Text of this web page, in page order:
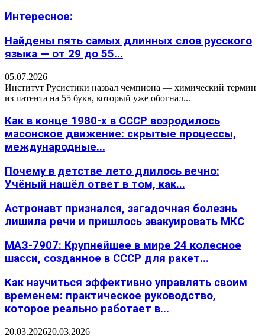
Интересное:
Найдены пять самых длинных слов русского
языка — от 29 до 55...
05.07.2026
Институт Русистики назвал чемпиона — химический термин
из патента на 55 букв, который уже обогнал...
Как в конце 1980-х в СССР возродилось
масонское движение: скрытые процессы,
международные...
Почему в детстве лето длилось вечно:
Учёный нашёл ответ в том, как...
Астронавт признался, загадочная болезнь
лишила речи и пришлось эвакуировать МКС
МАЗ-7907: Крупнейшее в мире 24 колесное
шасси, созданное в СССР для ракет...
Как научиться эффективно управлять своим
временем: практическое руководство,
которое реально работает в...
20.03.202620.03.2026